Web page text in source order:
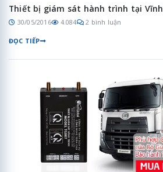
Thiết bị giám sát hành trình tại
30/05/2016 4.084 2 bình luận
ĐỌC TIẾP